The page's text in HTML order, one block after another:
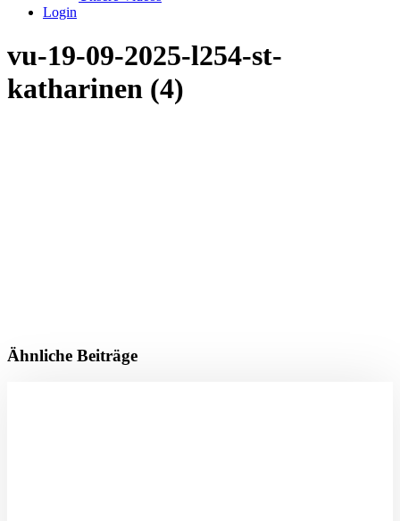
Login
vu-19-09-2025-l254-st-
katharinen (4)
Ähnliche Beiträge